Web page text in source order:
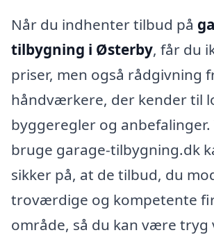
Når du indhenter tilbud på
tilbygning i Østerby, får du
priser, men også rådgivning
håndværkere, der kender til
byggeregler og anbefalinger.
bruge garage-tilbygning.dk
sikker på, at de tilbud, du
troværdige og kompetente
område, så du kan være tryg